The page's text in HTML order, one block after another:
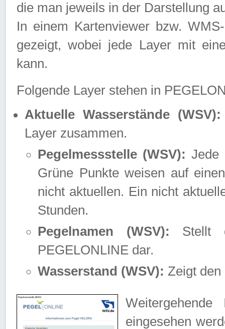
die man jeweils in der Darstellung
In einem Kartenviewer bzw.
gezeigt, wobei jede Layer mit
kann.
Folgende Layer stehen in
Aktuelle Wasserstände (WSV):
Layer zusammen.
Pegelmessstelle (WSV): Jede
Grüne Punkte weisen auf
nicht aktuellen. Ein nicht
Stunden.
Pegelnamen (WSV): Stellt
PEGELONLINE dar.
Wasserstand (WSV): Zeigt den
eingesehen